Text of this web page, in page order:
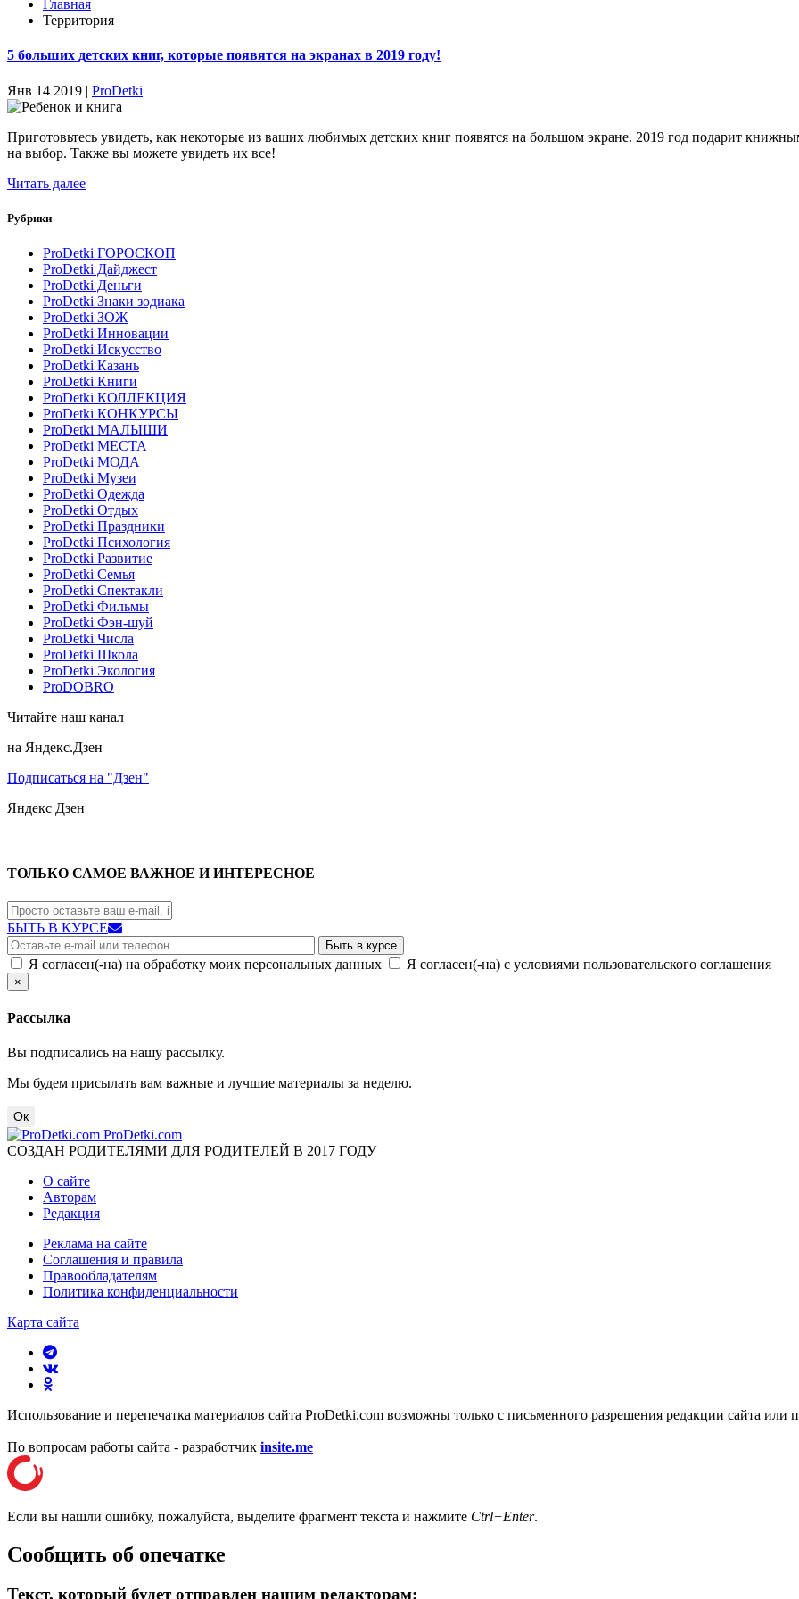
Главная
Территория
5 больших детских книг, которые появятся на экранах в 2019 году!
Янв 14 2019 | ProDetki
Приготовьтесь увидеть, как некоторые из ваших любимых детских книг появятся на большом экране. 2019 год подарит
на выбор. Также вы можете увидеть их все!
Читать далее
Рубрики
ProDetki ГОРОСКОП
ProDetki Дайджест
ProDetki Деньги
ProDetki Знаки зодиака
ProDetki ЗОЖ
ProDetki Инновации
ProDetki Искусство
ProDetki Казань
ProDetki Книги
ProDetki КОЛЛЕКЦИЯ
ProDetki КОНКУРСЫ
ProDetki МАЛЫШИ
ProDetki МЕСТА
ProDetki МОДА
ProDetki Музеи
ProDetki Одежда
ProDetki Отдых
ProDetki Праздники
ProDetki Психология
ProDetki Развитие
ProDetki Семья
ProDetki Спектакли
ProDetki Фильмы
ProDetki Фэн-шуй
ProDetki Числа
ProDetki Школа
ProDetki Экология
ProDOBRO
Читайте наш канал
на Яндекс.Дзен
Подписаться на "Дзен"
Яндекс Дзен
ТОЛЬКО САМОЕ ВАЖНОЕ И ИНТЕРЕСНОЕ
БЫТЬ В КУРСЕ
Я согласен(-на) на обработку моих персональных данных Я согласен(-на) с условиями пользовательского соглашения
×
Рассылка
Вы подписались на нашу рассылку.
Мы будем присылать вам важные и лучшие материалы за неделю.
Ок
ProDetki.com
СОЗДАН РОДИТЕЛЯМИ ДЛЯ РОДИТЕЛЕЙ В 2017 ГОДУ
О сайте
Авторам
Редакция
Реклама на сайте
Соглашения и правила
Правообладателям
Политика конфиденциальности
Карта сайта
Использование и перепечатка материалов сайта ProDetki.com возможны только с письменного разрешения редакции сайта
По вопросам работы сайта - разработчик insite.me
Если вы нашли ошибку, пожалуйста, выделите фрагмент текста и нажмите Ctrl+Enter.
Сообщить об опечатке
Текст, который будет отправлен нашим редакторам: